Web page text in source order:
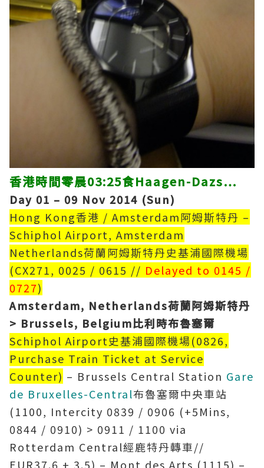
香港時間零晨03:25食Haagen-Dazs…
Day 01 – 09 Nov 2014 (Sun)
Hong Kong香港 / Amsterdam阿姆斯特丹 –
Schiphol Airport, Amsterdam
Netherlands荷蘭阿姆斯特丹史基浦國際機場
(CX271, 0025 / 0615 // Delayed to 0145 /
0727)
Amsterdam, Netherlands荷蘭阿姆斯特丹
> Brussels, Belgium比利時布魯塞爾
Schiphol Airport史基浦國際機場(0826,
Purchase Train Ticket at Service
Counter) – Brussels Central Station Gare
de Bruxelles-Central布魯塞爾中央車站
(1100, Intercity 0839 / 0906 (+5Mins,
0844 / 0910) > 0911 / 1100 via
Rotterdam Central經鹿特丹轉車//
EUR37.6 + 3.5) – Mont des Arts (1115) –